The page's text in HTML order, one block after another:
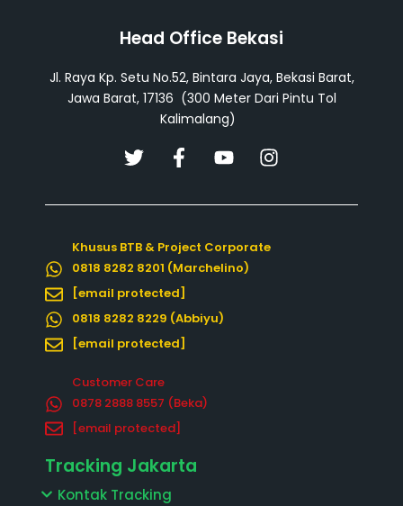
Head Office Bekasi
Jl. Raya Kp. Setu No.52, Bintara Jaya, Bekasi Barat,
Jawa Barat, 17136 (300 Meter Dari Pintu Tol
Kalimalang)
T
e
r
F
b
o
o
k
-
f
Y
b
e
I
g
Khusus BTB & Project Corporate
0818 8282 8201 (Marchelino)
[email protected]
0818 8282 8229 (Abbiyu)
[email protected]
Customer Care
0878 2888 8557‬ (Beka)
[email protected]
Tracking Jakarta
Kontak Tracking